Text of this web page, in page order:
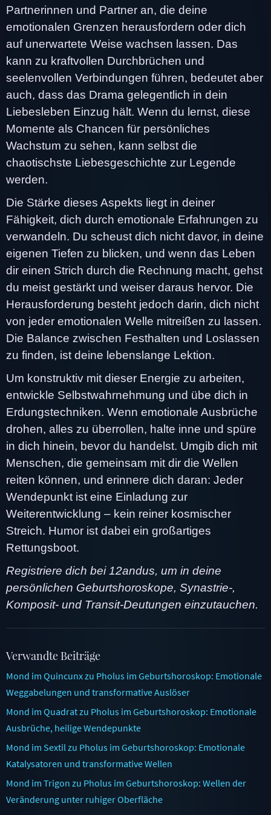
Partnerinnen und Partner an, die deine
emotionalen Grenzen herausfordern oder dich
auf unerwartete Weise wachsen lassen. Das
kann zu kraftvollen Durchbrüchen und
seelenvollen Verbindungen führen, bedeutet aber
auch, dass das Drama gelegentlich in dein
Liebesleben Einzug hält. Wenn du lernst, diese
Momente als Chancen für persönliches
Wachstum zu sehen, kann selbst die
chaotischste Liebesgeschichte zur Legende
werden.
Die Stärke dieses Aspekts liegt in deiner
Fähigkeit, dich durch emotionale Erfahrungen zu
verwandeln. Du scheust dich nicht davor, in deine
eigenen Tiefen zu blicken, und wenn das Leben
dir einen Strich durch die Rechnung macht, gehst
du meist gestärkt und weiser daraus hervor. Die
Herausforderung besteht jedoch darin, dich nicht
von jeder emotionalen Welle mitreißen zu lassen.
Die Balance zwischen Festhalten und Loslassen
zu finden, ist deine lebenslange Lektion.
Um konstruktiv mit dieser Energie zu arbeiten,
entwickle Selbstwahrnehmung und übe dich in
Erdungstechniken. Wenn emotionale Ausbrüche
drohen, alles zu überrollen, halte inne und spüre
in dich hinein, bevor du handelst. Umgib dich mit
Menschen, die gemeinsam mit dir die Wellen
reiten können, und erinnere dich daran: Jeder
Wendepunkt ist eine Einladung zur
Weiterentwicklung – kein reiner kosmischer
Streich. Humor ist dabei ein großartiges
Rettungsboot.
Registriere dich bei 12andus, um in deine
persönlichen Geburtshoroskope, Synastrie-,
Komposit- und Transit-Deutungen einzutauchen.
Verwandte Beiträge
Mond im Quincunx zu Pholus im Geburtshoroskop: Emotionale
Weggabelungen und transformative Auslöser
Mond im Quadrat zu Pholus im Geburtshoroskop: Emotionale
Ausbrüche, heilige Wendepunkte
Mond im Sextil zu Pholus im Geburtshoroskop: Emotionale
Katalysatoren und transformative Wellen
Mond im Trigon zu Pholus im Geburtshoroskop: Wellen der
Veränderung unter ruhiger Oberfläche